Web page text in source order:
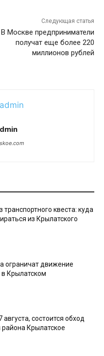
Следующая статья
В Москве предприниматели
получат еще более 220
миллионов рублей
транспортного квеста: куда
из Крылатского
ограничат движение
в Крылатском
августа, состоится обход
района Крылатское